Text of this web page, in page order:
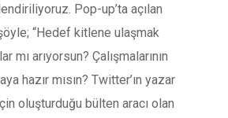
Pop-up’ta açılan
“Hedef kitlene ulaşmak
mı arıyorsun? Çalışmalarının
hazır mısın? Twitter’ın yazar
oluşturduğu bülten aracı olan